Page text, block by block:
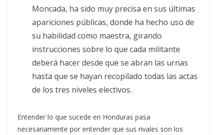
Moncada, ha sido muy precisa en sus últimas
apariciones públicas, donde ha hecho uso de
su habilidad como maestra, girando
instrucciones sobre lo que cada militante
deberá hacer desde que se abran las urnas
hasta que se hayan recopilado todas las actas
de los tres niveles electivos.
Entender lo que sucede en Honduras pasa
necesariamente por entender que sus rivales son los